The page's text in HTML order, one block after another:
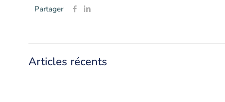
Partager
Articles récents